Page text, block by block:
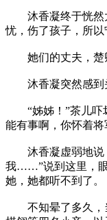
沐香凝终于恍然
忧，伤了孩子，所以
她们的丈夫，楚卿
沐香凝突然感到
“姊姊！”茶儿吓
能有事啊，你怀着将
沐香凝虚弱地说
我……”说到这里，
她，她都听不到了。
不知晕了多久，当